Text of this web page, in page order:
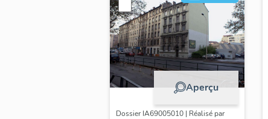
Aperçu
Dossier IA69005010 | Réalisé par